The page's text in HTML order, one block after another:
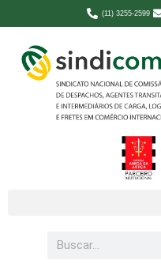
(11) 3255-2599